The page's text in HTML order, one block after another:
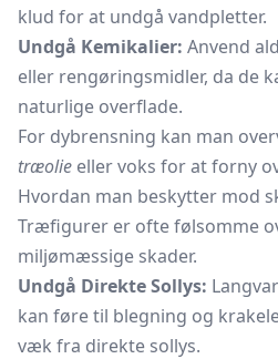
klud for at undgå vandpletter.
Undgå Kemikalier: Anvend
eller rengøringsmidler, da de
naturlige overflade.
For dybrensning kan man
træolie eller voks for at forny
Hvordan man beskytter mod
Træfigurer er ofte følsomme
miljømæssige skader.
Undgå Direkte Sollys:
kan føre til blegning og
væk fra direkte sollys.